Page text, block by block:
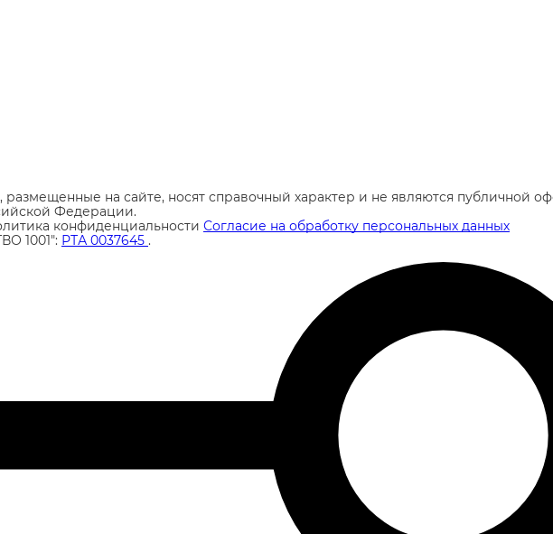
на сайте, носят справочный характер и не являются публичной
Федерации.
конфиденциальности Согласие на обработку персональных данных
1001": РТА 0037645 .